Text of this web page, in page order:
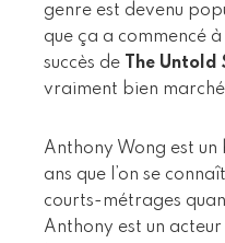
genre est devenu
que ça a commencé
succès de
The Untold
vraiment bien
Anthony Wong est un
ans que l’on se
courts-métrages
Anthony est un